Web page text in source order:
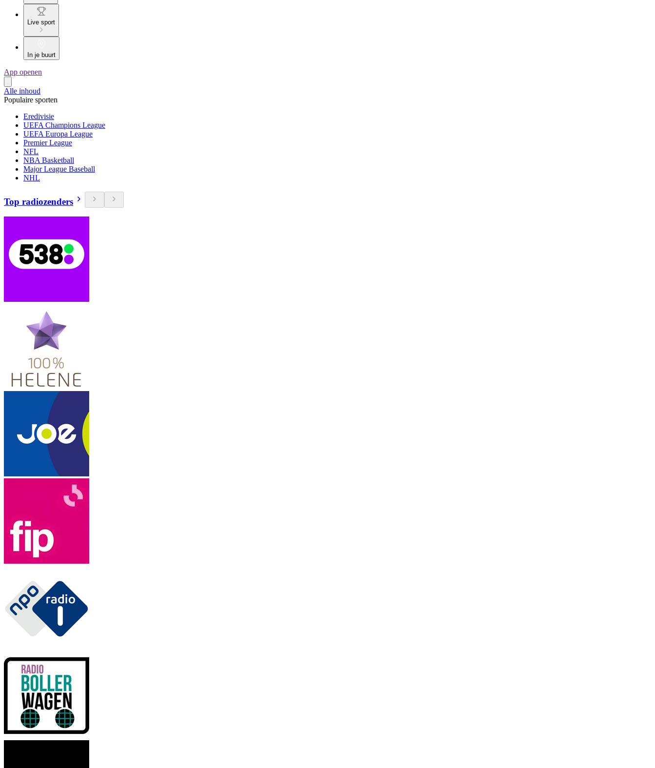
Live sport
In je buurt
App openen
Alle inhoud
Populaire sporten
Eredivisie
UEFA Champions League
UEFA Europa League
Premier League
NFL
NBA Basketball
Major League Baseball
NHL
Top radiozenders